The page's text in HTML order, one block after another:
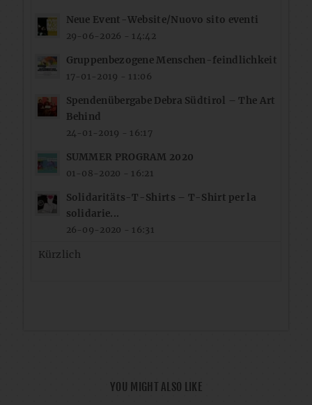
Neue Event-Website/Nuovo sito eventi
29-06-2026 - 14:42
Gruppenbezogene Menschen-feindlichkeit
17-01-2019 - 11:06
Spendenübergabe Debra Südtirol – The Art
Behind
24-01-2019 - 16:17
SUMMER PROGRAM 2020
01-08-2020 - 16:21
Solidaritäts-T-Shirts – T-Shirt per la
solidarie...
26-09-2020 - 16:31
Kürzlich
YOU MIGHT ALSO LIKE